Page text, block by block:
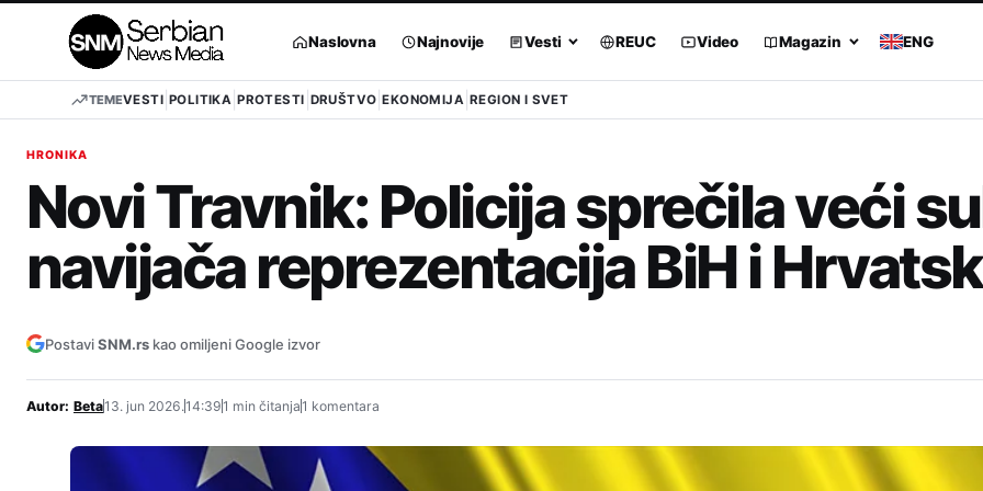
Naslovna Najnovije Vesti REUC Video Magazin ENG
TEMEVESTI POLITIKA PROTESTI DRUŠTVO EKONOMIJA REGION I SVET
HRONIKA
Novi Travnik: Policija sprečila veći
navijača reprezentacija BiH i
PostaviSNM.rs kao omiljeni Google izvor
Autor: Beta13. jun 2026.14:391 min čitanja1 komentara